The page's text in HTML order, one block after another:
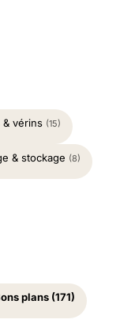
& vérins (15)
& stockage (8)
plans (171)